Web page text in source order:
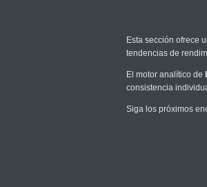
Esta sección ofrece
tendencias de
El motor analítico de
consistencia
Siga los próximos